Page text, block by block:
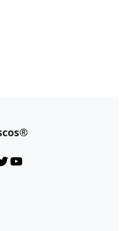
YouTube